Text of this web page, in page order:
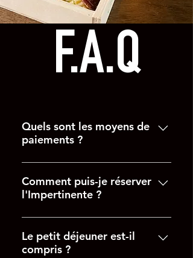
F.A.Q
Quels sont les moyens de
paiements ?
Paiement en ligne. Paiement par
chèque (voir comment puis-je
réserver l’Impertinente). Paiement
Comment puis-je réserver
l'Impertinente ?
Vous pouvez réserver
l’Impertinente en réglant la totalité
de votre séjour en ligne. Vous
Le petit déjeuner est-il
compris ?